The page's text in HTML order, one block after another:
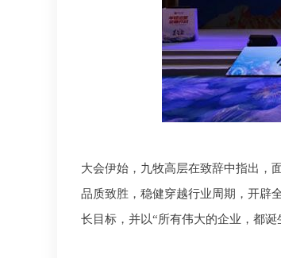
大会伊始，九牧高层在致辞中指出，
品质致胜，稳健穿越行业周期，开辟
长目标，并以“所有伟大的企业，都